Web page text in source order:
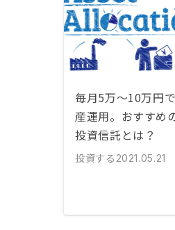
毎月5万〜10万円
産運用。おすすめ
投資信託とは？
投資する 2021.05.21